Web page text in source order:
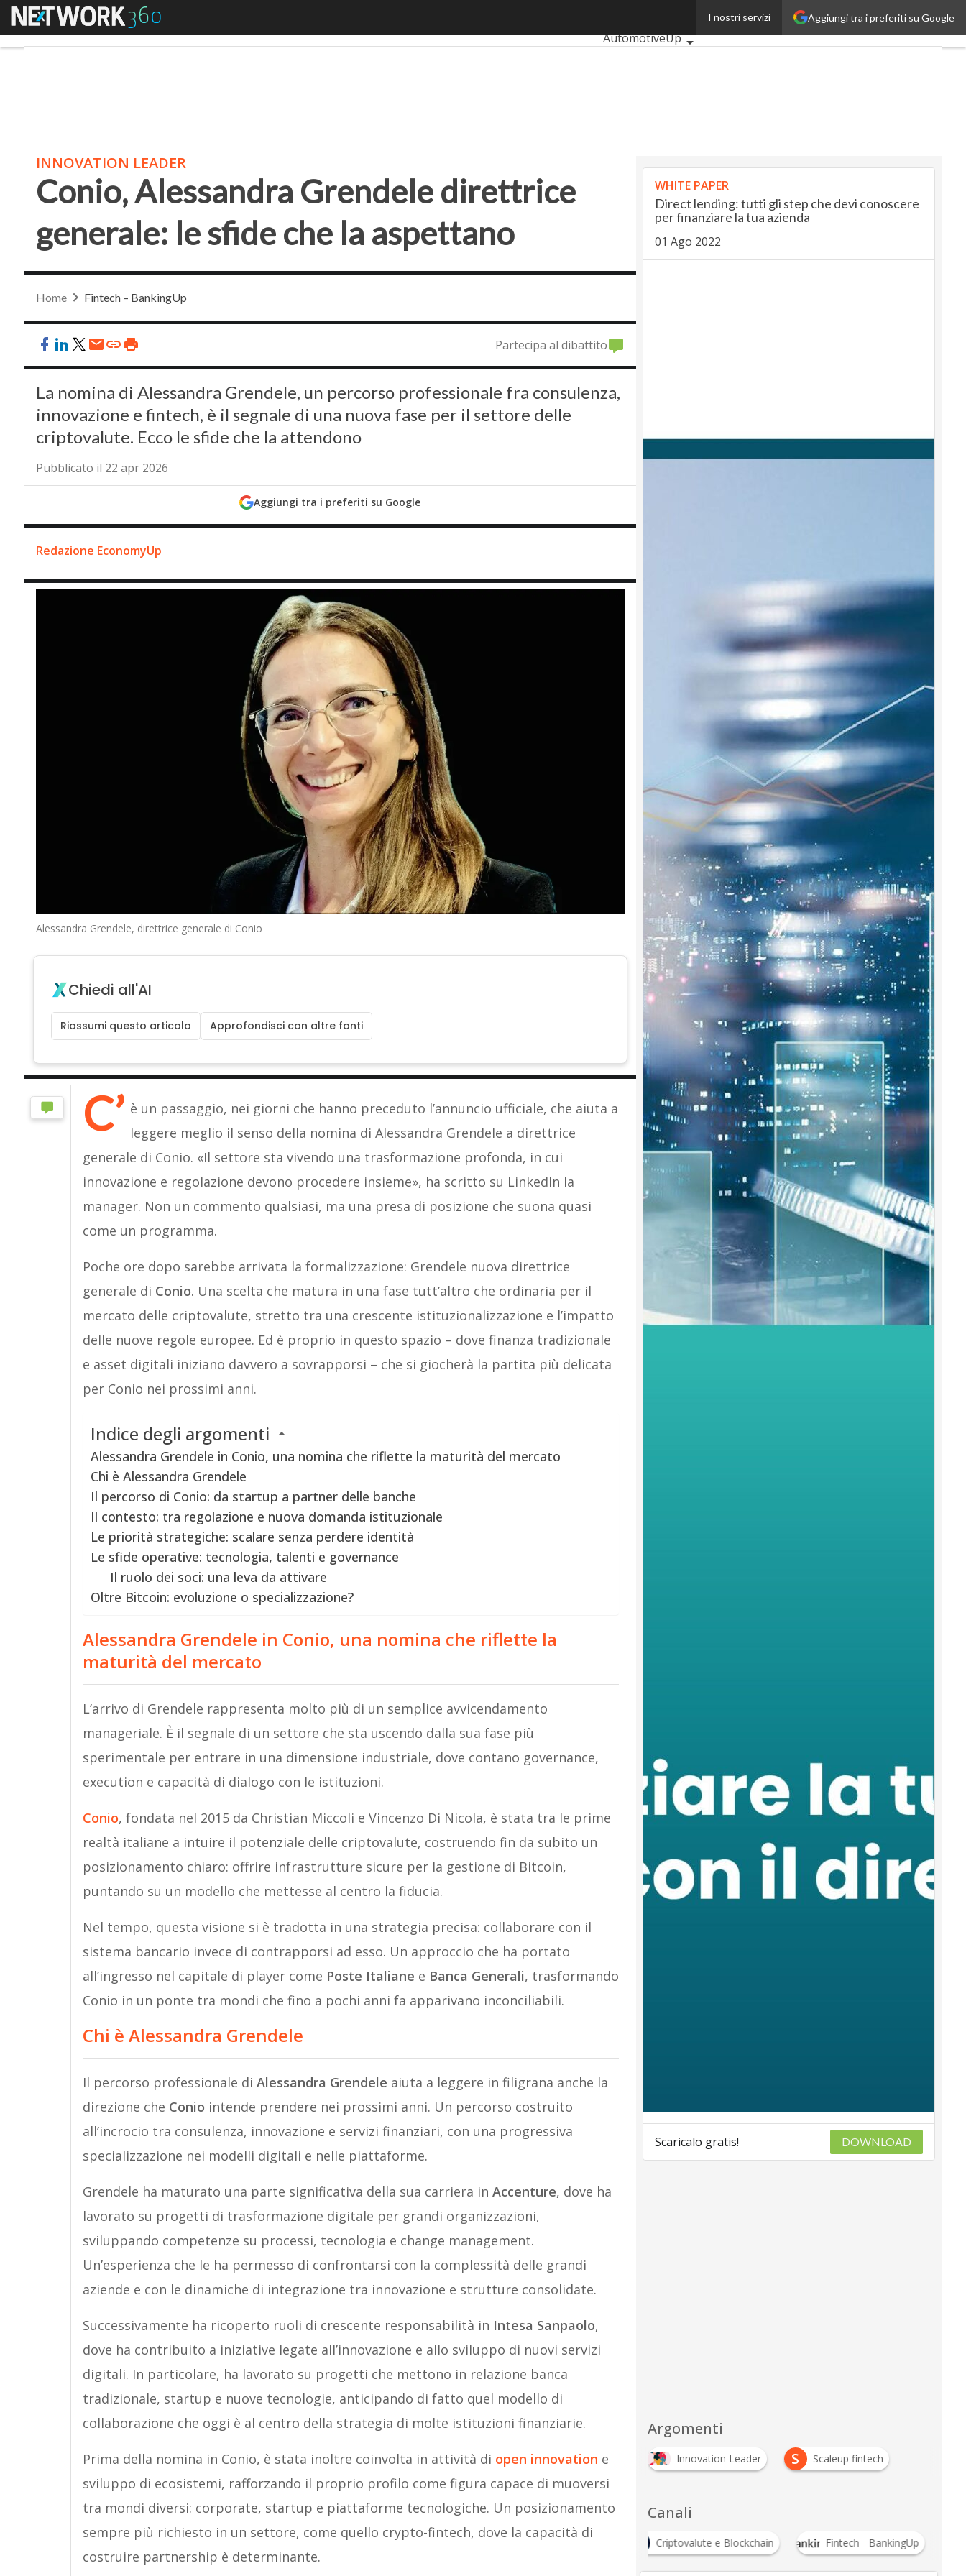
Aggiungi tra i preferiti su Google
I nostri servizi
Menu
AutomotiveUp
INNOVATION LEADER
Conio, Alessandra Grendele direttrice
generale: le sfide che la aspettano
Home Fintech – BankingUp
Partecipa al dibattito
La nomina di Alessandra Grendele, un percorso professionale fra consulenza,
innovazione e fintech, è il segnale di una nuova fase per il settore delle
criptovalute. Ecco le sfide che la attendono
Pubblicato il 22 apr 2026
Aggiungi tra i preferiti su Google
Redazione EconomyUp
Alessandra Grendele, direttrice generale di Conio
Chiedi all'AI
Riassumi questo articolo Approfondisci con altre fonti
C’ è un passaggio, nei giorni che hanno preceduto l’annuncio ufficiale, che aiuta a
leggere meglio il senso della nomina di Alessandra Grendele a direttrice
generale di Conio. «Il settore sta vivendo una trasformazione profonda, in cui
innovazione e regolazione devono procedere insieme», ha scritto su LinkedIn la
manager. Non un commento qualsiasi, ma una presa di posizione che suona quasi
come un programma.
Poche ore dopo sarebbe arrivata la formalizzazione: Grendele nuova direttrice
generale di Conio. Una scelta che matura in una fase tutt’altro che ordinaria per il
mercato delle criptovalute, stretto tra una crescente istituzionalizzazione e l’impatto
delle nuove regole europee. Ed è proprio in questo spazio – dove finanza tradizionale
e asset digitali iniziano davvero a sovrapporsi – che si giocherà la partita più delicata
per Conio nei prossimi anni.
Indice degli argomenti
Alessandra Grendele in Conio, una nomina che riflette la maturità del mercato
Chi è Alessandra Grendele
Il percorso di Conio: da startup a partner delle banche
Il contesto: tra regolazione e nuova domanda istituzionale
Le priorità strategiche: scalare senza perdere identità
Le sfide operative: tecnologia, talenti e governance
Il ruolo dei soci: una leva da attivare
Oltre Bitcoin: evoluzione o specializzazione?
Alessandra Grendele in Conio, una nomina che riflette la
maturità del mercato
L’arrivo di Grendele rappresenta molto più di un semplice avvicendamento
manageriale. È il segnale di un settore che sta uscendo dalla sua fase più
sperimentale per entrare in una dimensione industriale, dove contano governance,
execution e capacità di dialogo con le istituzioni.
Conio, fondata nel 2015 da Christian Miccoli e Vincenzo Di Nicola, è stata tra le prime
realtà italiane a intuire il potenziale delle criptovalute, costruendo fin da subito un
posizionamento chiaro: offrire infrastrutture sicure per la gestione di Bitcoin,
puntando su un modello che mettesse al centro la fiducia.
Nel tempo, questa visione si è tradotta in una strategia precisa: collaborare con il
sistema bancario invece di contrapporsi ad esso. Un approccio che ha portato
all’ingresso nel capitale di player come Poste Italiane e Banca Generali, trasformando
Conio in un ponte tra mondi che fino a pochi anni fa apparivano inconciliabili.
Chi è Alessandra Grendele
Il percorso professionale di Alessandra Grendele aiuta a leggere in filigrana anche la
direzione che Conio intende prendere nei prossimi anni. Un percorso costruito
all’incrocio tra consulenza, innovazione e servizi finanziari, con una progressiva
specializzazione nei modelli digitali e nelle piattaforme.
Grendele ha maturato una parte significativa della sua carriera in Accenture, dove ha
lavorato su progetti di trasformazione digitale per grandi organizzazioni,
sviluppando competenze su processi, tecnologia e change management.
Un’esperienza che le ha permesso di confrontarsi con la complessità delle grandi
aziende e con le dinamiche di integrazione tra innovazione e strutture consolidate.
Successivamente ha ricoperto ruoli di crescente responsabilità in Intesa Sanpaolo,
dove ha contribuito a iniziative legate all’innovazione e allo sviluppo di nuovi servizi
digitali. In particolare, ha lavorato su progetti che mettono in relazione banca
tradizionale, startup e nuove tecnologie, anticipando di fatto quel modello di
collaborazione che oggi è al centro della strategia di molte istituzioni finanziarie.
Prima della nomina in Conio, è stata inoltre coinvolta in attività di open innovation e
sviluppo di ecosistemi, rafforzando il proprio profilo come figura capace di muoversi
tra mondi diversi: corporate, startup e piattaforme tecnologiche. Un posizionamento
sempre più richiesto in un settore, come quello crypto-fintech, dove la capacità di
costruire partnership è determinante.
WHITE PAPER
Direct lending: tutti gli step che devi conoscere
per finanziare la tua azienda
01 Ago 2022
Scaricalo gratis! DOWNLOAD
Argomenti
Innovation Leader S Scaleup fintech
Canali
Criptovalute e Blockchain Fintech - BankingUp